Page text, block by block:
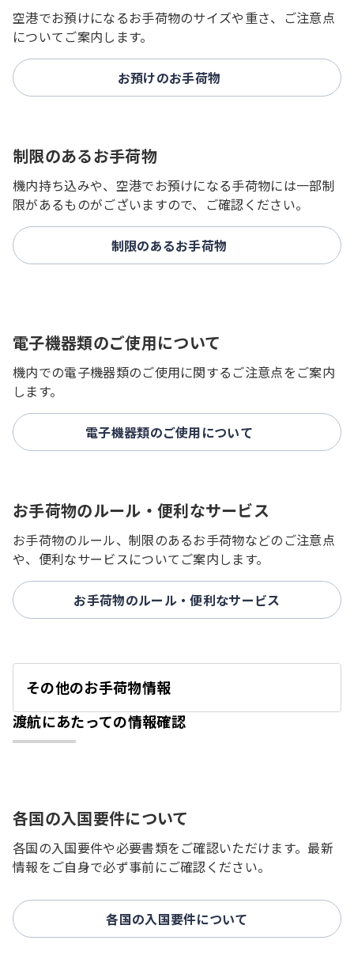
空港でお預けになるお手荷物のサイズや重さ、ご注意点
についてご案内します。
お預けのお手荷物
制限のあるお手荷物
機内持ち込みや、空港でお預けになる手荷物には一部制
限があるものがございますので、ご確認ください。
制限のあるお手荷物
電子機器類のご使用について
機内での電子機器類のご使用に関するご注意点をご案内
します。
電子機器類のご使用について
お手荷物のルール・便利なサービス
お手荷物のルール、制限のあるお手荷物などのご注意点
や、便利なサービスについてご案内します。
お手荷物のルール・便利なサービス
その他のお手荷物情報
く
渡航にあたっての情報確認
各国の入国要件について
各国の入国要件や必要書類をご確認いただけます。最新
情報をご自身で必ず事前にご確認ください。
各国の入国要件について